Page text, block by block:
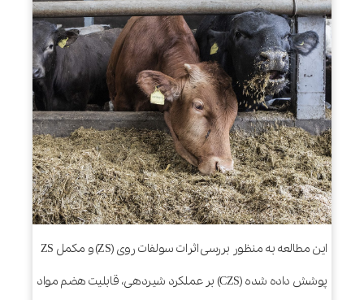
این مطالعه به منظور بررسی اثرات سولفات روی (ZS) و مکمل ZS
پوشش داده شده (CZS) بر عملکرد شیردهی، قابلیت هضم مواد